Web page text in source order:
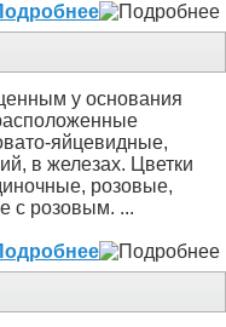
у основания
яйцевидные,
в железах. Цветки
розовые,
с розовым. ...